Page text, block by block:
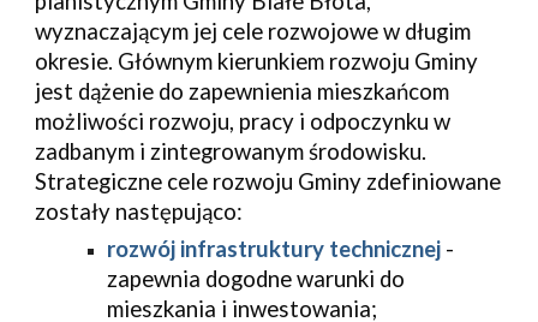
wyznaczającym jej cele rozwojowe w długim
okresie. Głównym kierunkiem rozwoju Gminy
jest dążenie do zapewnienia mieszkańcom
możliwości rozwoju, pracy i odpoczynku w
zadbanym i zintegrowanym środowisku.
Strategiczne cele rozwoju Gminy zdefiniowane
zostały następująco:
rozwój infrastruktury technicznej -
zapewnia dogodne warunki do
mieszkania i inwestowania;